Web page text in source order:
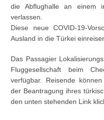
die Abflughalle an einem
verlassen.
Diese neue COVID-19-
Ausland in die Türkei
Das Passagier
Fluggesellschaft beim
verfügbar. Reisende
der Beantragung ihres
den unten stehenden Link